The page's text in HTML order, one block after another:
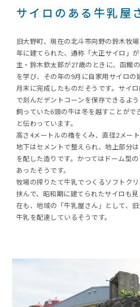
サイロのある牛乳屋
旧大野町、現在の北斗市向野の鈴木牧場
年に建てられた、通称「大正サイロ」
主・鈴木欽太郎が27歳のときに、函館
を学び、その年の9月に自家用サイロの
月末に完成したものだそうです。サイ
で刻んだデントコーンを保存できるよ
飼っていた6頭の牛は冬を越すことがで
と伝わっています。
高さ4メートルの櫓をくみ、直径2メー
地下はセメントで整えられ、地上部分
を配した造りです。かつてはドーム型
あったそうです。
牧場の搾りたて牛乳でつくるソフトク
挟んで、昭和期に建てられたサイロも
在も、地域の「牛乳屋さん」として、
牛乳を配達しているそうです。